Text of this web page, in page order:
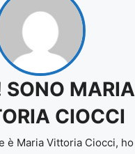
SONO MARIA
CIOCCI
è Maria Vittoria Ciocci, ho